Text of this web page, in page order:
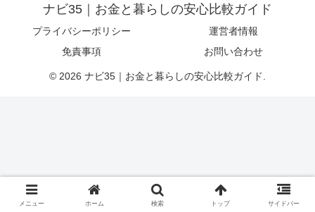
ナビ35｜お金と暮らしの安心比較ガイド
プライバシーポリシー
運営者情報
免責事項
お問い合わせ
© 2026 ナビ35｜お金と暮らしの安心比較ガイド.
メニュー ホーム 検索 トップ サイドバー